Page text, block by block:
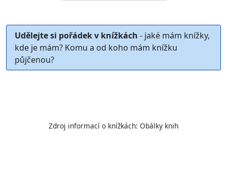
Udělejte si pořádek v knížkách - jaké mám knížky,
kde je mám? Komu a od koho mám knížku
půjčenou?
Zdroj informací o knížkách: Obálky knih